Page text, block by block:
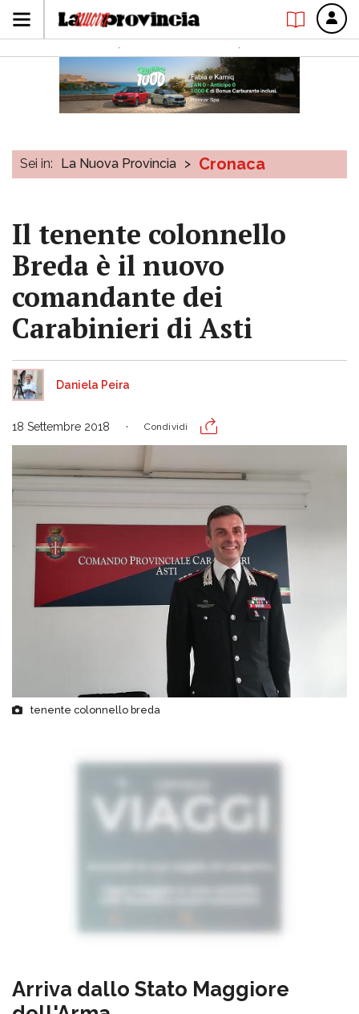
Sei in: La Nuova Provincia > Cronaca
Il tenente colonnello
Breda è il nuovo
comandante dei
Carabinieri di Asti
Daniela Peira
18 Settembre 2018 Condividi
tenente colonnello breda
Arriva dallo Stato Maggiore